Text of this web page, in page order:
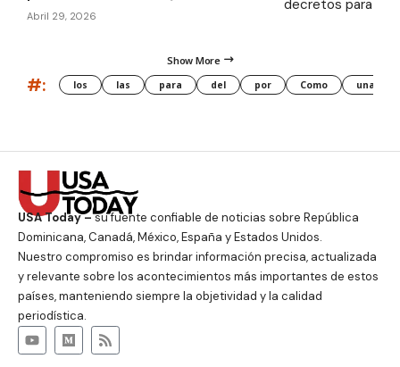
Abril 29, 2026
Show More
#: los las para del por Como una
USA Today –su fuente confiable de noticias sobre República
Dominicana, Canadá, México, España y Estados Unidos.
Nuestro compromiso es brindar información precisa, actualizada
y relevante sobre los acontecimientos más importantes de estos
países, manteniendo siempre la objetividad y la calidad
periodística.